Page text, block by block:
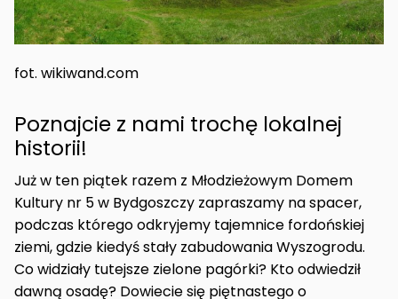
fot. wikiwand.com
Poznajcie z nami trochę lokalnej
historii!
Już w ten piątek razem z Młodzieżowym Domem
Kultury nr 5 w Bydgoszczy zapraszamy na spacer,
podczas którego odkryjemy tajemnice fordońskiej
ziemi, gdzie kiedyś stały zabudowania Wyszogrodu.
Co widziały tutejsze zielone pagórki? Kto odwiedził
dawną osadę? Dowiecie się piętnastego o